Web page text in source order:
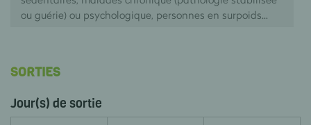
ou guérie) ou psychologique, personnes en surpoids...
SORTIES
Jour(s) de sortie